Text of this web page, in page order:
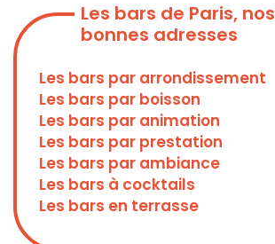
Les bars de Paris, nos
bonnes adresses
Les bars par arrondissement
Les bars par boisson
Les bars par animation
Les bars par prestation
Les bars par ambiance
Les bars à cocktails
Les bars en terrasse